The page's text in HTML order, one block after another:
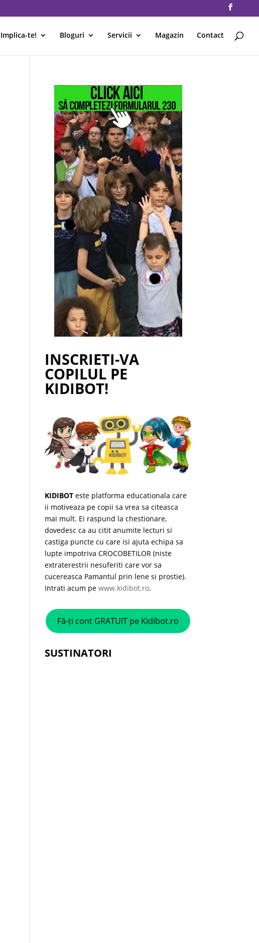
Implica-te! Bloguri Servicii Magazin Contact
INSCRIETI-VA
COPILUL PE
KIDIBOT!
KIDIBOT este platforma educationala care
ii motiveaza pe copii sa vrea sa citeasca
mai mult. Ei raspund la chestionare,
dovedesc ca au citit anumite lecturi si
castiga puncte cu care isi ajuta echipa sa
lupte impotriva CROCOBETILOR (niste
extraterestrii nesuferiti care vor sa
cucereasca Pamantul prin lene si prostie).
Intrati acum pewww.kidibot.ro.
Fă-ți cont GRATUIT pe Kidibot.ro
SUSTINATORI